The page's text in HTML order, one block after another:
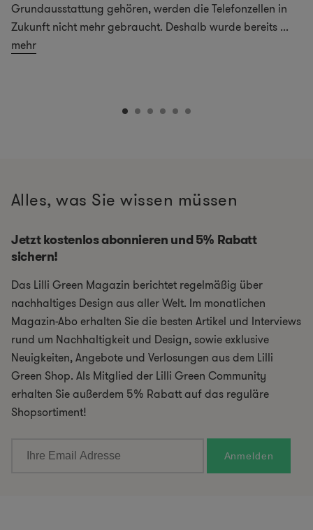
Grundausstattung gehören, werden die Telefonzellen in
Zukunft nicht mehr gebraucht. Deshalb wurde bereits ...
mehr
Alles, was Sie wissen müssen
Jetzt kostenlos abonnieren und 5% Rabatt
sichern!
Das Lilli Green Magazin berichtet regelmäßig über
nachhaltiges Design aus aller Welt. Im monatlichen
Magazin-Abo erhalten Sie die besten Artikel und Interviews
rund um Nachhaltigkeit und Design, sowie exklusive
Neuigkeiten, Angebote und Verlosungen aus dem Lilli
Green Shop. Als Mitglied der Lilli Green Community
erhalten Sie außerdem 5% Rabatt auf das reguläre
Shopsortiment!